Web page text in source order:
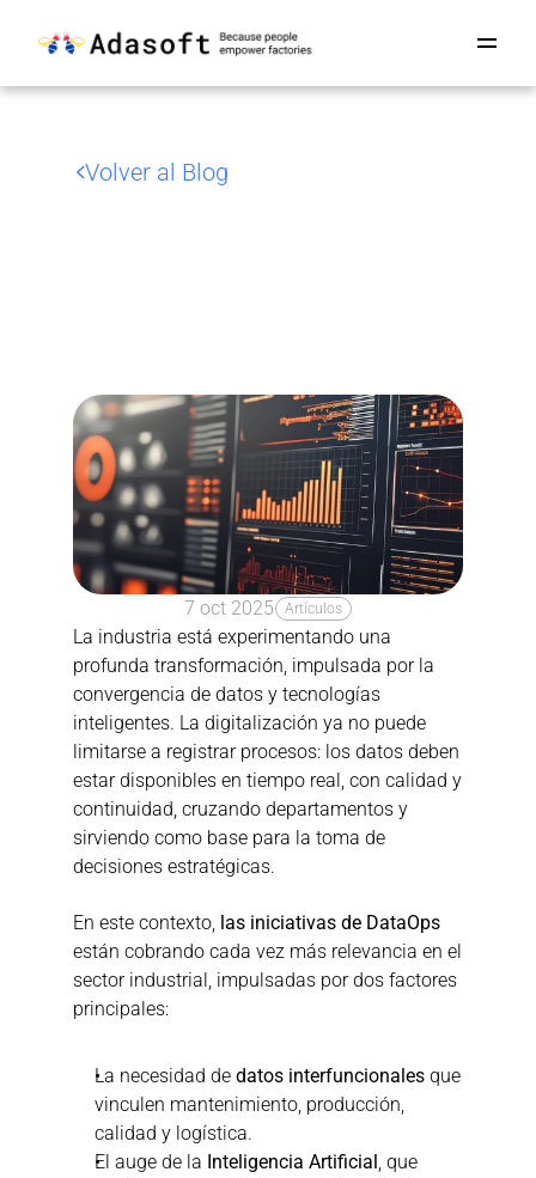
Volver al Blog
Industria Inteligente
7 oct 2025 Artículos
La industria está experimentando una
profunda transformación, impulsada por la
convergencia de datos y tecnologías
inteligentes. La digitalización ya no puede
limitarse a registrar procesos: los datos deben
estar disponibles en tiempo real, con calidad y
continuidad, cruzando departamentos y
sirviendo como base para la toma de
decisiones estratégicas.
En este contexto, las iniciativas de DataOps
están cobrando cada vez más relevancia en el
sector industrial, impulsadas por dos factores
principales:
La necesidad de datos interfuncionales que
vinculen mantenimiento, producción,
calidad y logística.
El auge de la Inteligencia Artificial, que